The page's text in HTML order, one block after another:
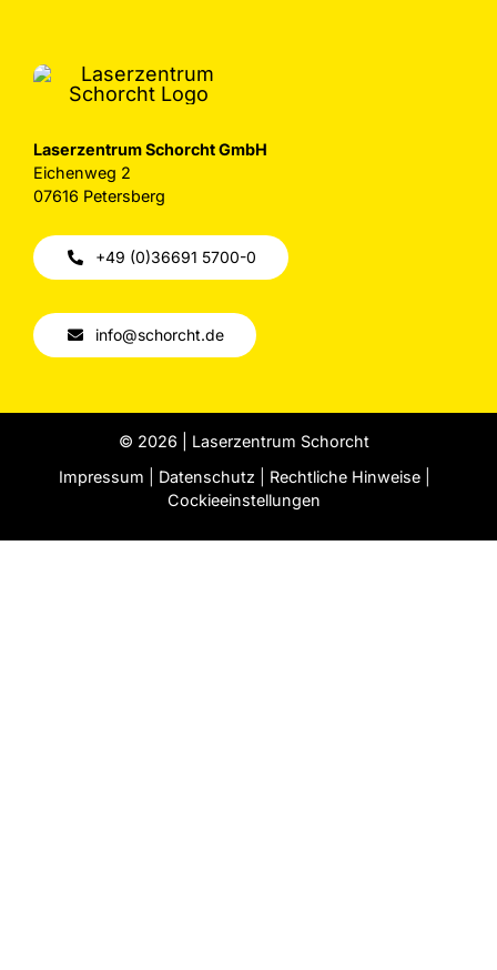
Laserzentrum Schorcht GmbH
Eichenweg 2
07616 Petersberg
+49 (0)36691 5700-0
info@schorcht.de
© 2026 | Laserzentrum Schorcht
Impressum
Datenschutz Rechtliche Hinweise|
Cockieeinstellungen